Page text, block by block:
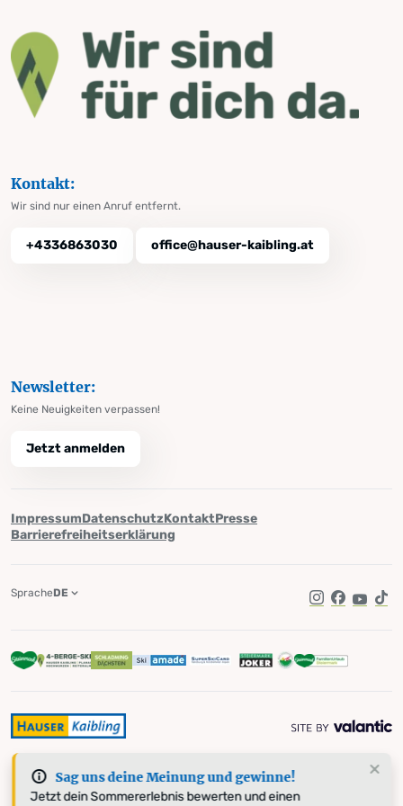
Sag uns deine Meinung und gewinne!
Jetzt dein Sommererlebnis bewerten und einen
Kontakt:
Wir sind nur einen Anruf entfernt.
+4336863030 office@hauser-kaibling.at
Newsletter:
Keine Neuigkeiten verpassen!
Jetzt anmelden
ImpressumDatenschutzKontaktPresse
Barrierefreiheitserklärung
Instagram
Facebook
SpracheDE